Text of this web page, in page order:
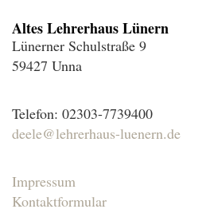
Für eine größere Karte klicken
Altes Lehrerhaus Lünern
Lünerner Schulstraße 9
59427 Unna
Telefon: 02303-7739400
deele@lehrerhaus-luenern.de
Impressum
Kontaktformular